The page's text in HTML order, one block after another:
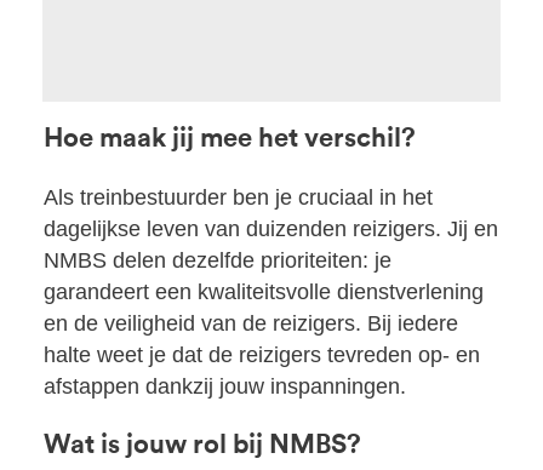
Hoe maak jij mee het verschil?
Als treinbestuurder ben je cruciaal in het
dagelijkse leven van duizenden reizigers. Jij en
NMBS delen dezelfde prioriteiten: je
garandeert een kwaliteitsvolle dienstverlening
en de veiligheid van de reizigers. Bij iedere
halte weet je dat de reizigers tevreden op- en
afstappen dankzij jouw inspanningen.
Wat is jouw rol bij NMBS?